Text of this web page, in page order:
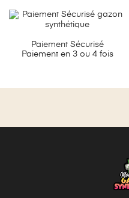
Paiement Sécurisé
Paiement en 3 ou 4 fois